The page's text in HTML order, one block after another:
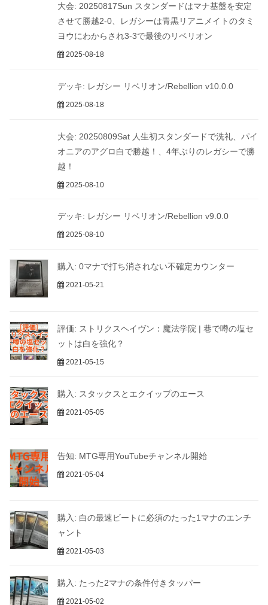
大会: 20250817Sun スタンダードはマナ基盤を安定
させて勝越2-0、レガシーは青黒リアニメイトのタミ
ヨウにわからされ3-3で最後のリベリオン
2025-08-18
デッキ: レガシー リベリオン/Rebellion v10.0.0
2025-08-18
大会: 20250809Sat 人生初スタンダードで洗礼、パイ
オニアのアグロ白で勝越！、4年ぶりのレガシーで勝
越！
2025-08-10
デッキ: レガシー リベリオン/Rebellion v9.0.0
2025-08-10
購入: 0マナで打ち消されない不確定カウンター
2021-05-21
評価: ストリクスヘイヴン：魔法学院 | 巷で噂の塩セ
ットは白を強化？
2021-05-15
購入: スタックスとエクイップのエース
2021-05-05
告知: MTG専用YouTubeチャンネル開始
2021-05-04
購入: 白の最速ビートに必須のたった1マナのエンチ
ャント
2021-05-03
購入: たった2マナの条件付きタッパー
2021-05-02